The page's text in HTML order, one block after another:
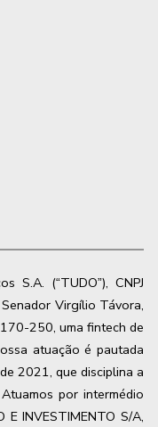
S.A. (“TUDO”), CNPJ
Virgílio Távora,
250, uma fintech de
atuação é pautada
2021, que disciplina a
por intermédio
E INVESTIMENTO S/A,